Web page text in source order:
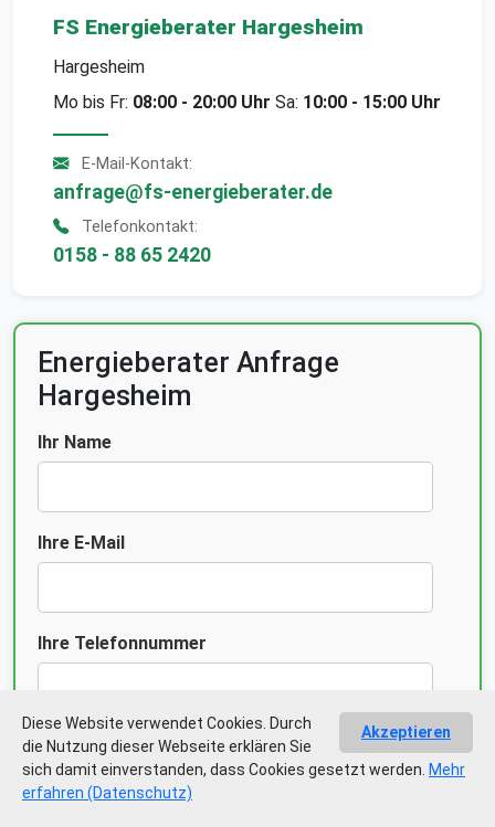
FS Energieberater Hargesheim
Hargesheim
Mo bis Fr: 08:00 - 20:00 Uhr Sa: 10:00 - 15:00 Uhr
E-Mail-Kontakt:
anfrage@fs-energieberater.de
Telefonkontakt:
0158 - 88 65 2420
Energieberater Anfrage
Hargesheim
Ihr Name
Ihre E-Mail
Ihre Telefonnummer
Gebäudeart
Akzeptieren
Diese Website verwendet Cookies. Durch
die Nutzung dieser Webseite erklären Sie
sich damit einverstanden, dass Cookies gesetzt werden. Mehr
erfahren (Datenschutz)